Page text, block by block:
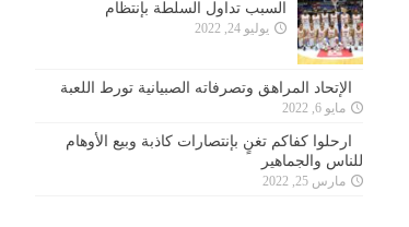
السبب تداول السلطة بإنتظام
يوليو 24, 2022
الإتحاد المراهق وتصرفاته الصبيانية تورط اللعبة
مايو 6, 2022
ارحلوا كفاكم تغنٍ بإنتصارات كاذبة وبيع الأوهام
للناس والجماهير
مارس 25, 2022